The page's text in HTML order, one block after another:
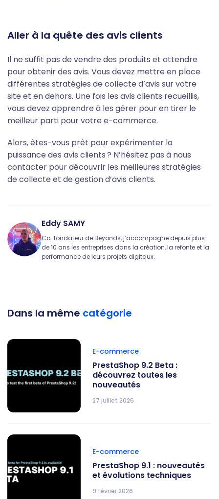
Aller à la quête des avis clients
Il ne suffit pas de vendre des produits et attendre
pour obtenir des avis. Vous devez mettre en place
différentes stratégies de collecte d’avis sur votre
site et en dehors. Une fois les avis clients recueillis,
vous devez apprendre à les gérer pour en tirer le
meilleur parti pour votre e-commerce.
Alors, êtes-vous prêt pour expérimenter la
puissance des avis clients ? N’hésitez pas à nous
contacter pour découvrir les meilleures stratégies
de collecte et de gestion d’avis clients.
Eddy SAMY
Co-fondateur de Beyonds, j’accompagne depuis plus
de 10 ans les entreprises dans la création, la refonte et la
performance de leurs projets digitaux.
Dans la même catégorie
E-commerce
PrestaShop 9.2 Beta :
découvrez toutes les
nouveautés
27 juillet 2026
E-commerce
PrestaShop 9.1 : nouveautés
et évolutions techniques
9 février 2026